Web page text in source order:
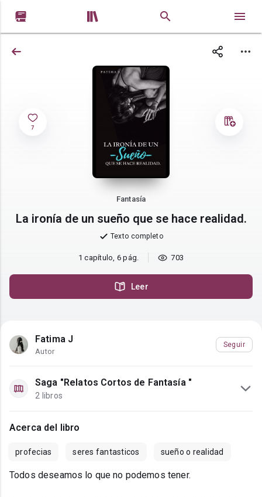
 
7
Fantasía
La ironía de un sueño que se hace realidad.
Texto completo
1 capítulo, 6 pág. 703
Leer
Fatima J
Autor
Seguir
Saga "Relatos Cortos de Fantasía "
2 libros
Acerca del libro
profecias seres fantasticos sueño o realidad
Todos deseamos lo que no podemos tener.